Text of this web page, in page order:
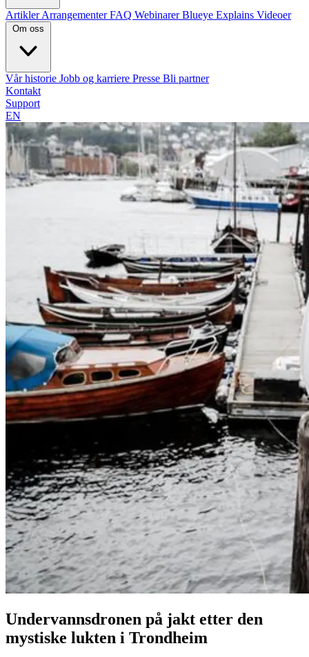
ArtiklerArrangementerFAQ WebinarerBlueye Explains Videoer
Om oss
Vår historie Jobb og karriere Presse Bli partner
Kontakt
Support
EN
Undervannsdronen på jakt etter den
mystiske lukten i Trondheim